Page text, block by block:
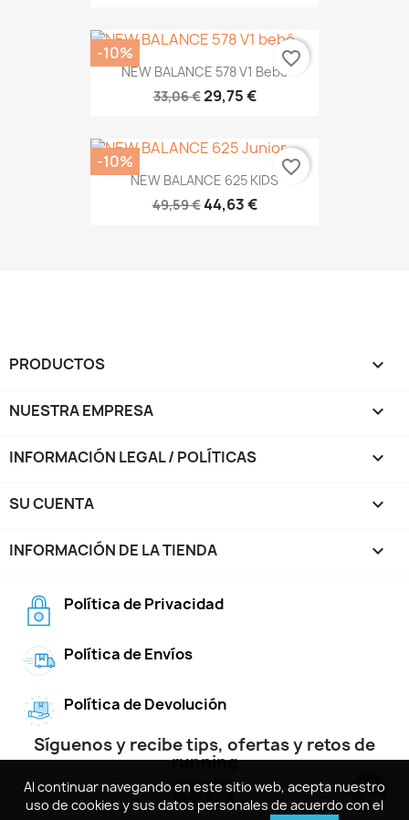
Al continuar navegando en este sitio web, acepta nuestro
uso de cookies y sus datos personales de acuerdo con el
NEW BALANCE 578 V1 Bebé
33,06 €29,75 €
-10% favorite_border
NEW BALANCE 625 KIDS
49,59 €44,63 €
-10% favorite_border
PRODUCTOS 
NUESTRA EMPRESA 
INFORMACIÓN LEGAL / POLÍTICAS 
SU CUENTA 
INFORMACIÓN DE LA TIENDA keyboard_arrow_down
Al continuar navegando en este sitio web, acepta nuestro
uso de cookies y sus datos personales de acuerdo con el
Política de Privacidad
Política de Envíos
Política de Devolución
Síguenos y recibe tips, ofertas y retos de
running